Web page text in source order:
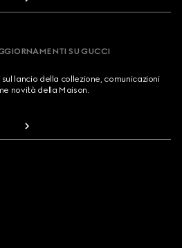
SU GUCCI
lancio della collezione, comunicazioni
novità della Maison.